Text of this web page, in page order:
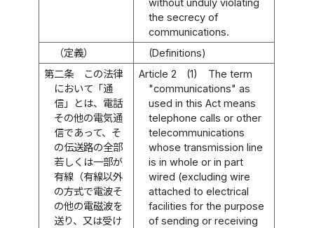
without unduly violating
the secrecy of
communications.
（定義）
(Definitions)
第二条
この法律
において「通
信」とは、電話
その他の電気通
信であって、そ
の伝送路の全部
若しくは一部が
有線（有線以外
の方式で電波そ
の他の電磁波を
送り、又は受け
Article 2 (1)
The term
"communications" as
used in this Act means
telephone calls or other
telecommunications
whose transmission line
is in whole or in part
wired (excluding wire
attached to electrical
facilities for the purpose
of sending or receiving